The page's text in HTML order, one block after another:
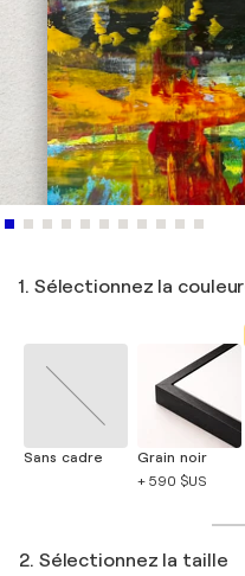
1. Sélectionnez la couleur
Sans cadre
Grain noir
+ 590 $US
2. Sélectionnez la taille